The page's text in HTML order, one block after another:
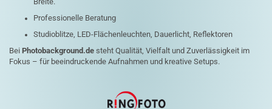
Professionelle Beratung
Studioblitze, LED-Flächenleuchten, Dauerlicht, Reflektoren
Bei Photobackground.de steht Qualität, Vielfalt und Zuverlässigkeit im
Fokus – für beeindruckende Aufnahmen und kreative Setups.